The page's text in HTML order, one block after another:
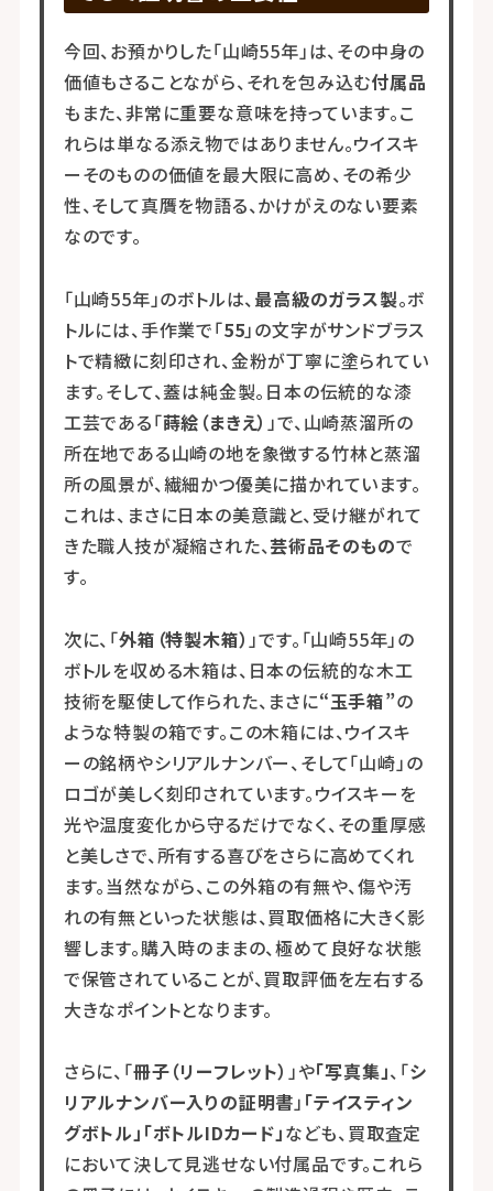
今回、お預かりした「山崎55年」は、その中身の
価値もさることながら、それを包み込む付属品
もまた、非常に重要な意味を持っています。こ
れらは単なる添え物ではありません。ウイスキ
ーそのものの価値を最大限に高め、その希少
性、そして真贋を物語る、かけがえのない要素
なのです。
「山崎55年」のボトルは、最高級のガラス製。ボ
トルには、手作業で「55」の文字がサンドブラス
トで精緻に刻印され、金粉が丁寧に塗られてい
ます。そして、蓋は純金製。日本の伝統的な漆
工芸である「蒔絵（まきえ）」で、山崎蒸溜所の
所在地である山崎の地を象徴する竹林と蒸溜
所の風景が、繊細かつ優美に描かれています。
これは、まさに日本の美意識と、受け継がれて
きた職人技が凝縮された、芸術品そのもので
す。
次に、「外箱（特製木箱） 」です。「山崎55年」の
ボトルを収める木箱は、日本の伝統的な木工
技術を駆使して作られた、まさに“玉手箱”の
ような特製の箱です。この木箱には、ウイスキ
ーの銘柄やシリアルナンバー、そして「山崎」の
ロゴが美しく刻印されています。ウイスキーを
光や温度変化から守るだけでなく、その重厚感
と美しさで、所有する喜びをさらに高めてくれ
ます。当然ながら、この外箱の有無や、傷や汚
れの有無といった状態は、買取価格に大きく影
響します。購入時のままの、極めて良好な状態
で保管されていることが、買取評価を左右する
大きなポイントとなります。
さらに、「冊子（リーフレット） 」や「写真集」、「シ
リアルナンバー入りの証明書」 「テイスティン
グボトル」「ボトルIDカード」なども、買取査定
において決して見逃せない付属品です。これら